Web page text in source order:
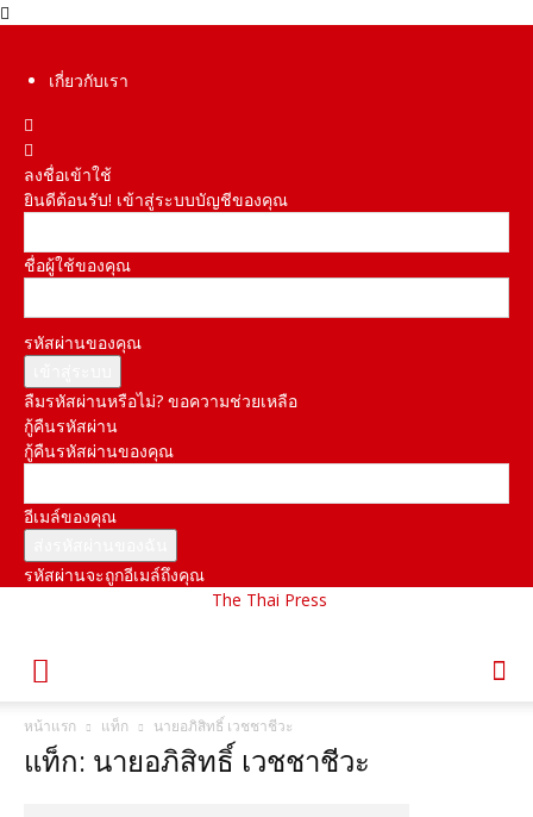
เกี่ยวกับเรา
ลงชื่อเข้าใช้
ยินดีต้อนรับ! เข้าสู่ระบบบัญชีของคุณ
ชื่อผู้ใช้ของคุณ
รหัสผ่านของคุณ
ลืมรหัสผ่านหรือไม่? ขอความช่วยเหลือ
กู้คืนรหัสผ่าน
กู้คืนรหัสผ่านของคุณ
อีเมล์ของคุณ
รหัสผ่านจะถูกอีเมล์ถึงคุณ
The Thai Press
หน้าแรก แท็ก นายอภิสิทธิ์ เวชชาชีวะ
แท็ก: นายอภิสิทธิ์ เวชชาชีวะ